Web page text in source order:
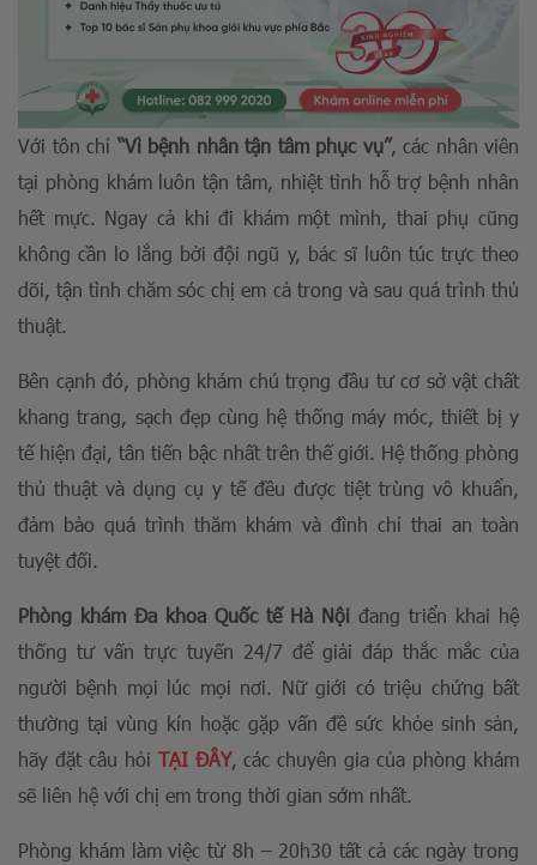
Với tôn chỉ“Vì bệnh nhân tận tâm phục vụ”, các nhân viên
tại phòng khám luôn tận tâm, nhiệt tình hỗ trợ bệnh nhân
hết mực. Ngay cả khi đi khám một mình, thai phụ cũng
không cần lo lắng bởi đội ngũ y, bác sĩ luôn túc trực theo
dõi, tận tình chăm sóc chị em cả trong và sau quá trình thủ
thuật.
Bên cạnh đó, phòng khám chú trọng đầu tư cơ sở vật chất
khang trang, sạch đẹp cùng hệ thống máy móc, thiết bị y
tế hiện đại, tân tiến bậc nhất trên thế giới. Hệ thống phòng
thủ thuật và dụng cụ y tế đều được tiệt trùng vô khuẩn,
đảm bảo quá trình thăm khám và đình chỉ thai an toàn
tuyệt đối.
Phòng khám Đa khoa Quốc tế Hà Nội đang triển khai hệ
thống tư vấn trực tuyến 24/7 để giải đáp thắc mắc của
người bệnh mọi lúc mọi nơi. Nữ giới có triệu chứng bất
thường tại vùng kín hoặc gặp vấn đề sức khỏe sinh sản,
hãy đặt câu hỏi TẠI ĐÂY, các chuyên gia của phòng khám
sẽ liên hệ với chị em trong thời gian sớm nhất.
Phòng khám làm việc từ 8h – 20h30 tất cả các ngày trong